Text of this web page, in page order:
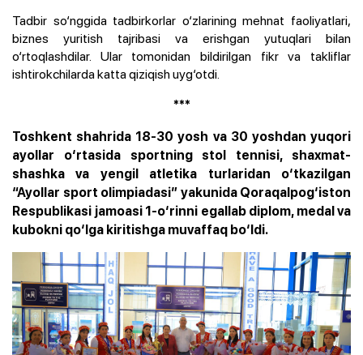
Tadbir so‘nggida tadbirkorlar o‘zlarining mehnat faoliyatlari,
biznes yuritish tajribasi va erishgan yutuqlari bilan
o‘rtoqlashdilar. Ular tomonidan bildirilgan fikr va takliflar
ishtirokchilarda katta qiziqish uyg‘otdi.
***
Toshkent shahrida 18-30 yosh va 30 yoshdan yuqori
ayollar o‘rtasida sportning stol tennisi, shaxmat-
shashka va yengil atletika turlaridan o‘tkazilgan
“Ayollar sport olimpiadasi” yakunida Qoraqalpog‘iston
Respublikasi jamoasi 1-o‘rinni egallab diplom, medal va
kubokni qo‘lga kiritishga muvaffaq bo‘ldi.